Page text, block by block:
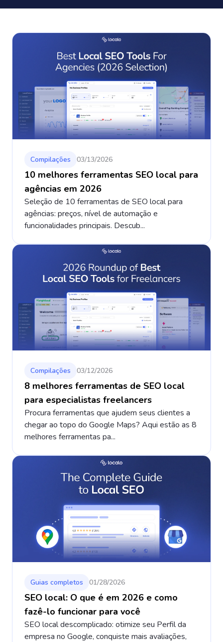
Compilações 03/13/2026
10 melhores ferramentas SEO local para
agências em 2026
Seleção de 10 ferramentas de SEO local para
agências: preços, nível de automação e
funcionalidades principais. Descub...
Compilações 03/12/2026
8 melhores ferramentas de SEO local
para especialistas freelancers
Procura ferramentas que ajudem seus clientes a
chegar ao topo do Google Maps? Aqui estão as 8
melhores ferramentas pa...
Guias completos 01/28/2026
SEO local: O que é em 2026 e como
fazê-lo funcionar para você
SEO local descomplicado: otimize seu Perfil da
empresa no Google, conquiste mais avaliações,